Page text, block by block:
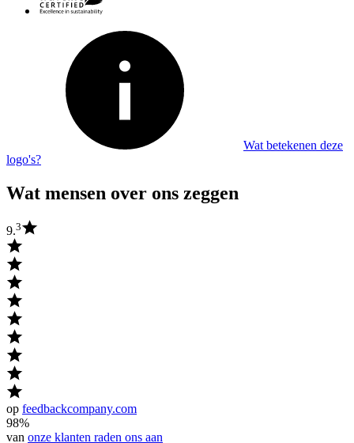
Wat betekenen deze
logo's?
Wat mensen over ons zeggen
9.3
op feedbackcompany.com
98%
van onze klanten raden ons aan